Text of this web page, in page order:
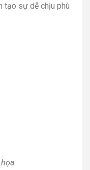
tạo sự dễ chịu phù